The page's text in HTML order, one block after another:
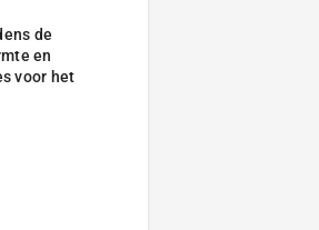
de
en
voor het